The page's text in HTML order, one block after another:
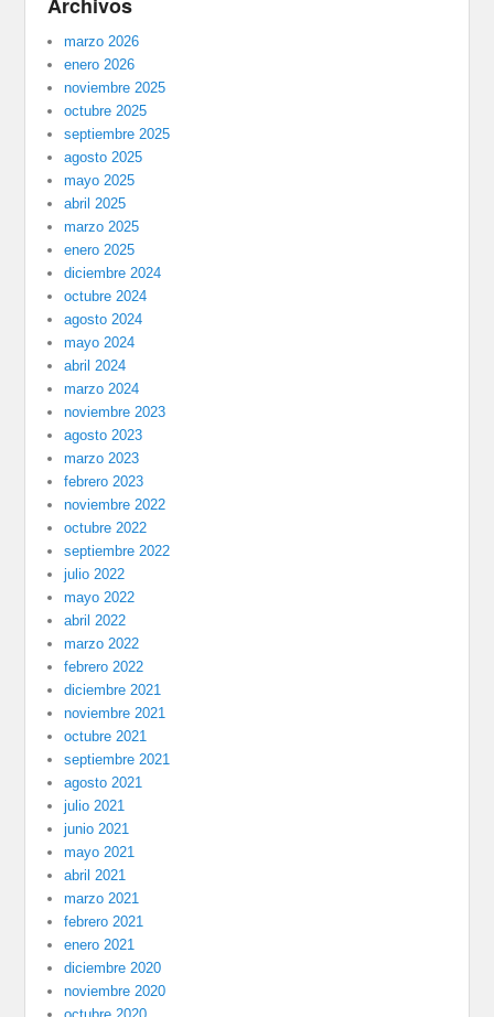
marzo 2026
enero 2026
noviembre 2025
octubre 2025
septiembre 2025
agosto 2025
mayo 2025
abril 2025
marzo 2025
enero 2025
diciembre 2024
octubre 2024
agosto 2024
mayo 2024
abril 2024
marzo 2024
noviembre 2023
agosto 2023
marzo 2023
febrero 2023
noviembre 2022
octubre 2022
septiembre 2022
julio 2022
mayo 2022
abril 2022
marzo 2022
febrero 2022
diciembre 2021
noviembre 2021
octubre 2021
septiembre 2021
agosto 2021
julio 2021
junio 2021
mayo 2021
abril 2021
marzo 2021
febrero 2021
enero 2021
diciembre 2020
noviembre 2020